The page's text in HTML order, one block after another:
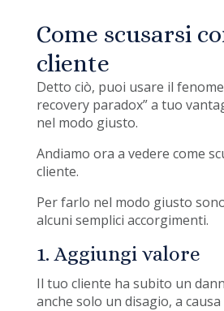
Come scusarsi
cliente
Detto ciò, puoi usare il
recovery paradox” a tuo
nel modo giusto.
Andiamo ora a vedere come
cliente.
Per farlo nel modo giusto
alcuni semplici accorgimenti.
1. Aggiungi valore
Il tuo cliente ha subito un
anche solo un disagio, a